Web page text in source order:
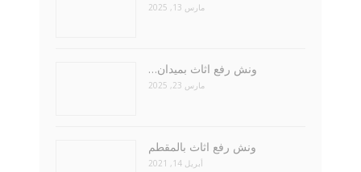
مارس 13, 2025
ونش رفع اثاث بميدان…
مارس 23, 2025
ونش رفع اثاث بالمقطم
أبريل 14, 2021